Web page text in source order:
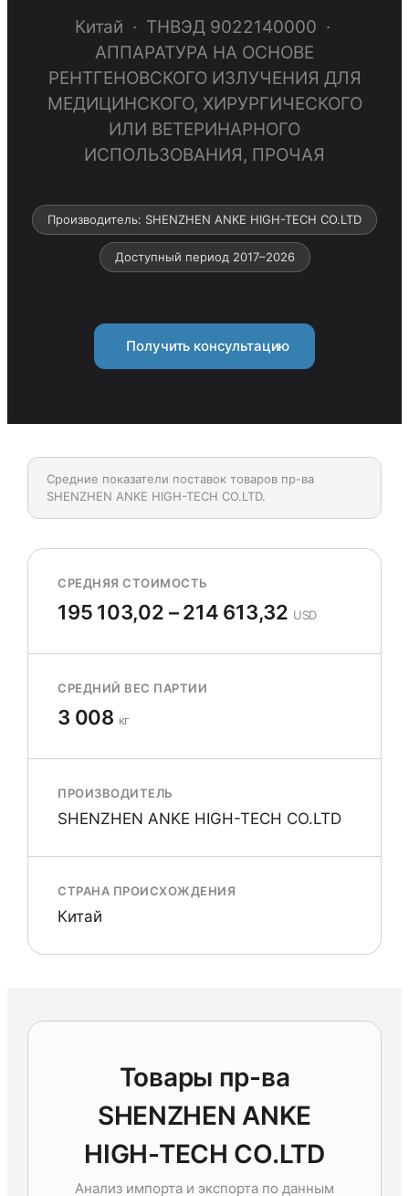
Китай · ТНВЭД 9022140000 ·
АППАРАТУРА НА ОСНОВЕ
РЕНТГЕНОВСКОГО ИЗЛУЧЕНИЯ ДЛЯ
МЕДИЦИНСКОГО, ХИРУРГИЧЕСКОГО
ИЛИ ВЕТЕРИНАРНОГО
ИСПОЛЬЗОВАНИЯ, ПРОЧАЯ
Производитель: SHENZHEN ANKE HIGH-TECH CO.LTD
Доступный период 2017–2026
Получить консультацию
Средние показатели поставок товаров пр-ва
SHENZHEN ANKE HIGH-TECH CO.LTD.
СРЕДНЯЯ СТОИМОСТЬ
195 103,02 – 214 613,32 USD
СРЕДНИЙ ВЕС ПАРТИИ
3 008 кг
ПРОИЗВОДИТЕЛЬ
SHENZHEN ANKE HIGH-TECH CO.LTD
СТРАНА ПРОИСХОЖДЕНИЯ
Китай
Товары пр-ва
SHENZHEN ANKE
HIGH-TECH CO.LTD
Анализ импорта и экспорта по данным